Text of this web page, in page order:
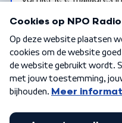
Algemene voorwaarden